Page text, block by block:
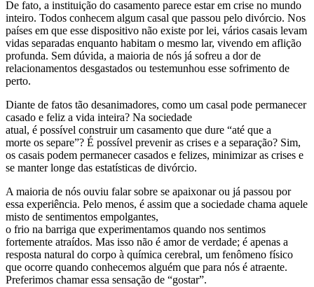
De fato, a instituição do casamento parece estar em crise no mundo
inteiro. Todos conhecem algum casal que passou pelo divórcio. Nos
países em que esse dispositivo não existe por lei, vários casais levam
vidas separadas enquanto habitam o mesmo lar, vivendo em aflição
profunda. Sem dúvida, a maioria de nós já sofreu a dor de
relacionamentos desgastados ou testemunhou esse sofrimento de
perto.
Diante de fatos tão desanimadores, como um casal pode permanecer
casado e feliz a vida inteira? Na sociedade
atual, é possível construir um casamento que dure “até que a
morte os separe”? É possível prevenir as crises e a separação? Sim,
os casais podem permanecer casados e felizes, minimizar as crises e
se manter longe das estatísticas de divórcio.
A maioria de nós ouviu falar sobre se apaixonar ou já passou por
essa experiência. Pelo menos, é assim que a sociedade chama aquele
misto de sentimentos empolgantes,
o frio na barriga que experimentamos quando nos sentimos
fortemente atraídos. Mas isso não é amor de verdade; é apenas a
resposta natural do corpo à química cerebral, um fenômeno físico
que ocorre quando conhecemos alguém que para nós é atraente.
Preferimos chamar essa sensação de “gostar”.